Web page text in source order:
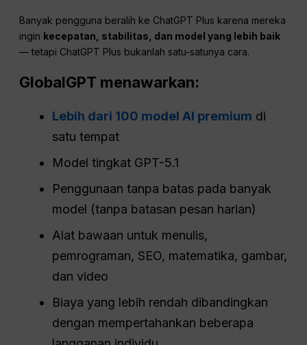
Banyak pengguna beralih ke ChatGPT Plus karena mereka
ingin kecepatan, stabilitas, dan model yang lebih baik
— tetapi ChatGPT Plus bukanlah satu-satunya cara.
GlobalGPT menawarkan:
Lebih dari 100 model AI premium di
satu tempat
Model tingkat GPT-5.1
Penggunaan tanpa batas pada banyak
model (tanpa batasan pesan harian)
Alat bawaan untuk menulis,
pemrograman, SEO, matematika, gambar,
dan video
Biaya yang lebih rendah dibandingkan
dengan mempertahankan beberapa